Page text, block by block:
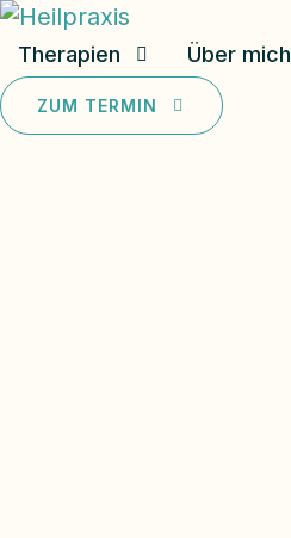
Therapien Über mich
ZUM TERMIN